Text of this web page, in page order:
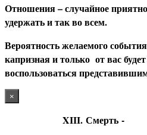
Отношения – случайное
удержать и так во всем.
Вероятность желаемого
капризная и только от вас
воспользоваться
×
XIII. Смерть -